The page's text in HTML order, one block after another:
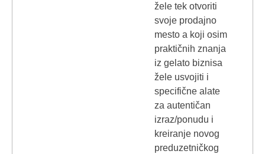
žele tek otvoriti
svoje prodajno
mesto a koji osim
praktičnih znanja
iz gelato biznisa
žele usvojiti i
specifične alate
za autentičan
izraz/ponudu i
kreiranje novog
preduzetničkog